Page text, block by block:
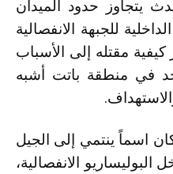
يتجاوز حدود الميدان
للجبهة الانفصالية
مقتله إلى الأسباب
في منطقة باتت أشبه
اسماً ينتمي إلى الجيل
البوليساريو الانفصالية،